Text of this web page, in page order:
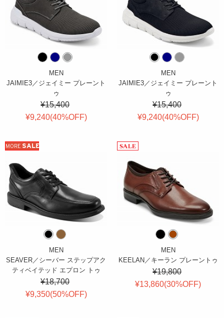
MEN
JAIMIE3／ジェイミー プレーント
ゥ
¥15,400
¥9,240(40%OFF)
MEN
JAIMIE3／ジェイミー プレーント
ゥ
¥15,400
¥9,240(40%OFF)
MORE SALE
MEN
SEAVER／シーバー ステップアク
ティベイテッド エプロン トゥ
¥18,700
¥9,350(50%OFF)
MEN
KEELAN／キーラン プレーントゥ
¥19,800
¥13,860(30%OFF)